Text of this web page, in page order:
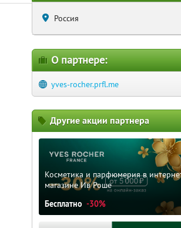
Россия
О партнере:
yves-rocher.prfl.me
Другие акции партнера
Косметика и парфюмерия в
магазине Ив Роше
Бесплатно -30%